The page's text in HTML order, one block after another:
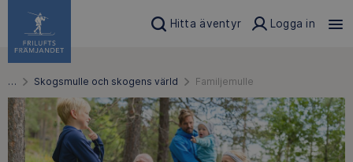
Hitta äventyr Logga in
… Skogsmulle och skogens värld Familjemulle